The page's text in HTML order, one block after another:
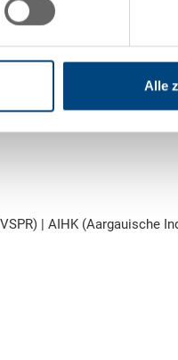
Alle
| AIHK (Aargauische